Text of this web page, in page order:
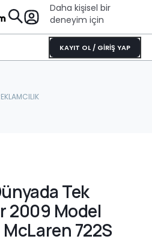
Daha kişisel bir
deneyim için
KAYIT OL / GİRİŞ YAP
Tek
2009 Model
722S